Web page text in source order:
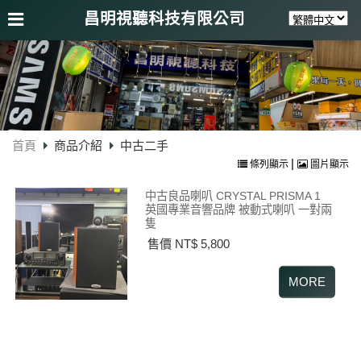
昌明視聽科技有限公司
首頁 商品介紹 中古二手
條列顯示 | 圖片顯示
中古良品喇叭 CRYSTAL PRISMA 1
英國專業音響品牌 被動式喇叭 一對兩
隻
售價 NT$ 5,800